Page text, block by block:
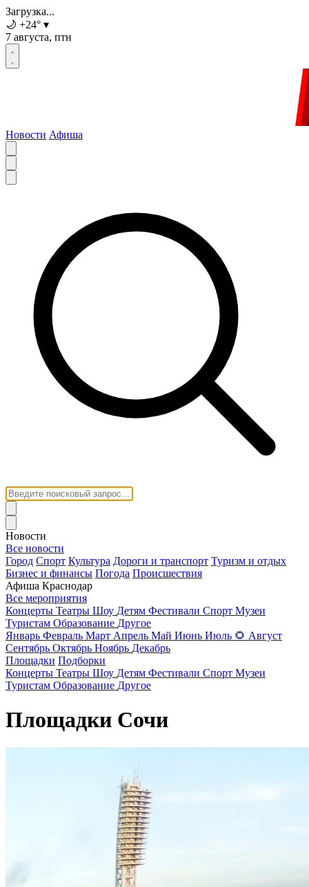
Загрузка...
🌙 +24° ▾
7 августа, птн
Новости Афиша
Новости
Все новости
Город Спорт Культура Дороги и транспорт Туризм и отдых
Бизнес и финансы Погода Происшествия
Афиша Краснодар
Все мероприятия
Концерты Театры Шоу Детям Фестивали Спорт Музеи
Туристам Образование Другое
Январь Февраль Март Апрель Май Июнь Июль 🌻 Август
Сентябрь Октябрь Ноябрь Декабрь
Площадки Подборки
Концерты Театры Шоу Детям Фестивали Спорт Музеи
Туристам Образование Другое
Площадки Сочи